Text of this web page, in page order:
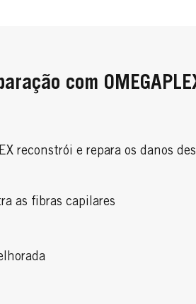
com
reconstrói e repara os danos
as fibras capilares